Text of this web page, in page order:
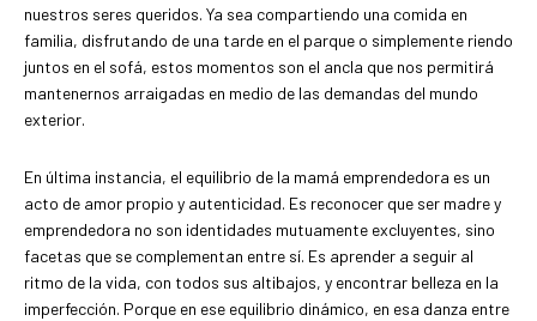
nuestros seres queridos. Ya sea compartiendo una comida en
familia, disfrutando de una tarde en el parque o simplemente riendo
juntos en el sofá, estos momentos son el ancla que nos permitirá
mantenernos arraigadas en medio de las demandas del mundo
exterior.
En última instancia, el equilibrio de la mamá emprendedora es un
acto de amor propio y autenticidad. Es reconocer que ser madre y
emprendedora no son identidades mutuamente excluyentes, sino
facetas que se complementan entre sí. Es aprender a seguir al
ritmo de la vida, con todos sus altibajos, y encontrar belleza en la
imperfección. Porque en ese equilibrio dinámico, en esa danza entre